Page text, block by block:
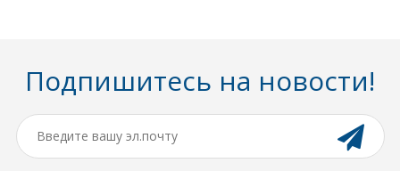
Подпишитесь на новости!